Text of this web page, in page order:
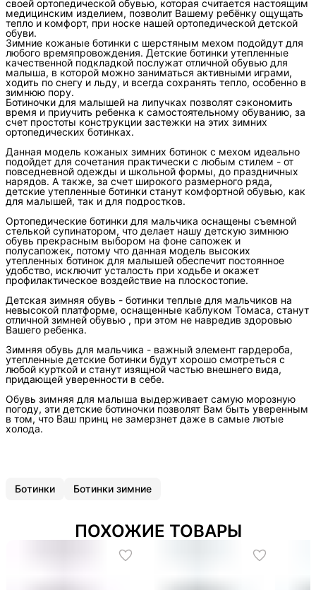
своей ортопедической обувью, которая считается настоящим
медицинским изделием, позволит Вашему ребёнку ощущать
тепло и комфорт, при носке нашей ортопедической детской
обуви.
Зимние кожаные ботинки с шерстяным мехом подойдут для
любого времяпровождения. Детские ботинки утепленные
качественной подкладкой послужат отличной обувью для
малыша, в которой можно заниматься активными играми,
ходить по снегу и льду, и всегда сохранять тепло, особенно в
зимнюю пору.
Ботиночки для малышей на липучках позволят сэкономить
время и приучить ребенка к самостоятельному обуванию, за
счет простоты конструкции застежки на этих зимних
ортопедических ботинках.
Данная модель кожаных зимних ботинок с мехом идеально
подойдет для сочетания практически с любым стилем - от
повседневной одежды и школьной формы, до праздничных
нарядов. А также, за счет широкого размерного ряда,
детские утепленные ботинки станут комфортной обувью, как
для малышей, так и для подростков.
Ортопедические ботинки для мальчика оснащены съемной
стелькой супинатором, что делает нашу детскую зимнюю
обувь прекрасным выбором на фоне сапожек и
полусапожек, потому что данная модель высоких
утепленных ботинок для малышей обеспечит постоянное
удобство, исключит усталость при ходьбе и окажет
профилактическое воздействие на плоскостопие.
Детская зимняя обувь - ботинки теплые для мальчиков на
невысокой платформе, оснащенные каблуком Томаса, станут
отличной зимней обувью , при этом не навредив здоровью
Вашего ребенка.
Зимняя обувь для мальчика - важный элемент гардероба,
утепленные детские ботинки будут хорошо смотреться с
любой курткой и станут изящной частью внешнего вида,
придающей уверенности в себе.
Обувь зимняя для малыша выдерживает самую морозную
погоду, эти детские ботиночки позволят Вам быть уверенным
в том, что Ваш принц не замерзнет даже в самые лютые
холода.
Ботинки Ботинки зимние
ПОХОЖИЕ ТОВАРЫ